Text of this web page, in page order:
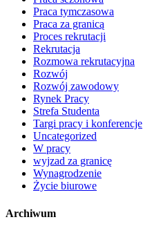
Praca tymczasowa
Praca za granicą
Proces rekrutacji
Rekrutacja
Rozmowa rekrutacyjna
Rozwój
Rozwój zawodowy
Rynek Pracy
Strefa Studenta
Targi pracy i konferencje
Uncategorized
W pracy
wyjzad za granicę
Wynagrodzenie
Życie biurowe
Archiwum